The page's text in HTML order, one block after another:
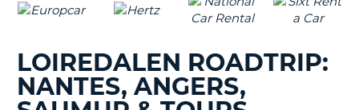
LOIREDALEN ROADTRIP:
NANTES, ANGERS,